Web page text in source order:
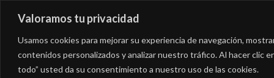
Valoramos tu privacidad
Usamos cookies para mejorar su experiencia de navegación,
contenidos personalizados y analizar nuestro tráfico. Al hacer clic
todo” usted da su consentimiento a nuestro uso de las cookies.